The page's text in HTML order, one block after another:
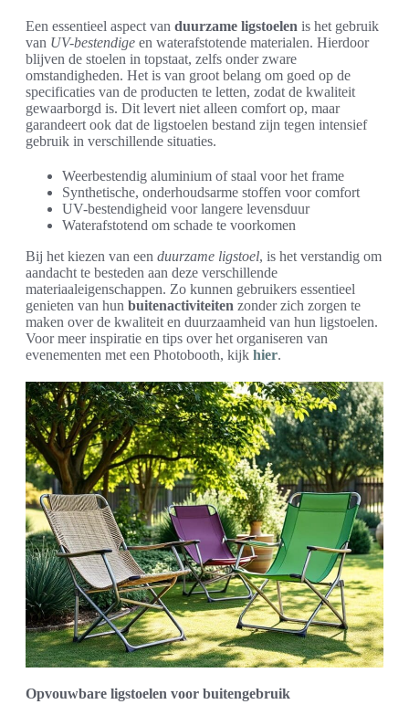
Een essentieel aspect van duurzame ligstoelen is het gebruik
van UV-bestendige en waterafstotende materialen. Hierdoor
blijven de stoelen in topstaat, zelfs onder zware
omstandigheden. Het is van groot belang om goed op de
specificaties van de producten te letten, zodat de kwaliteit
gewaarborgd is. Dit levert niet alleen comfort op, maar
garandeert ook dat de ligstoelen bestand zijn tegen intensief
gebruik in verschillende situaties.
Weerbestendig aluminium of staal voor het frame
Synthetische, onderhoudsarme stoffen voor comfort
UV-bestendigheid voor langere levensduur
Waterafstotend om schade te voorkomen
Bij het kiezen van een duurzame ligstoel, is het verstandig om
aandacht te besteden aan deze verschillende
materiaaleigenschappen. Zo kunnen gebruikers essentieel
genieten van hun buitenactiviteiten zonder zich zorgen te
maken over de kwaliteit en duurzaamheid van hun ligstoelen.
Voor meer inspiratie en tips over het organiseren van
evenementen met een Photobooth, kijk hier.
Opvouwbare ligstoelen voor buitengebruik